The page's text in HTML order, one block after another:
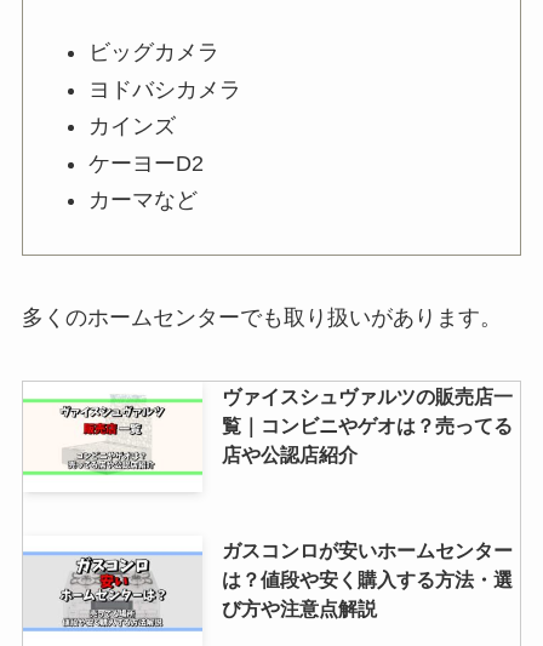
ビッグカメラ
ヨドバシカメラ
カインズ
ケーヨーD2
カーマなど
多くのホームセンターでも取り扱いがあります。
ヴァイスシュヴァルツの販売店一
覧｜コンビニやゲオは？売ってる
店や公認店紹介
ガスコンロが安いホームセンター
は？値段や安く購入する方法・選
び方や注意点解説